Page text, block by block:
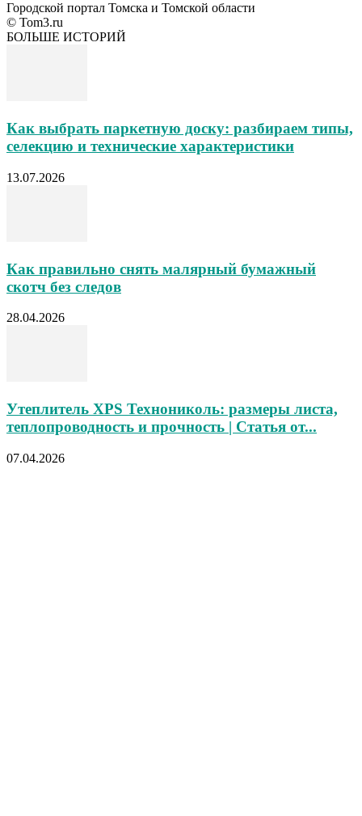
Городской портал Томска и Томской области
© Tom3.ru
БОЛЬШЕ ИСТОРИЙ
Как выбрать паркетную доску: разбираем типы,
селекцию и технические характеристики
13.07.2026
Как правильно снять малярный бумажный
скотч без следов
28.04.2026
Утеплитель XPS Технониколь: размеры листа,
теплопроводность и прочность | Статья от...
07.04.2026